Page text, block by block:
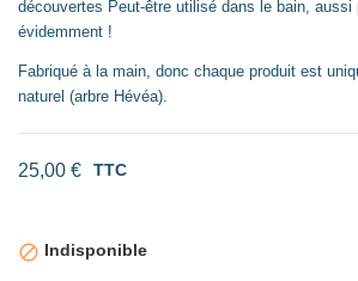
découvertes Peut-être utilisé dans le bain, aussi
évidemment !
Fabriqué à la main, donc chaque produit est
naturel (arbre Hévéa).
25,00 € TTC
 Indisponible